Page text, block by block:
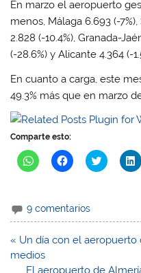
En marzo el aeropuerto
menos, Málaga 6.693 (-
2.828 (-10.4%), Granada-
(-28.6%) y Alicante 4.364 (-
En cuanto a carga, este
49.3% más que en marzo de
Comparte esto:
H
a
i
c
p
r
c
o
H
a
i
c
p
r
o
H
a
p
r
a
o
H
a
r
9 comentarios
Navegación
de
entradas
« Un día con el
medios
El aeropuerto de